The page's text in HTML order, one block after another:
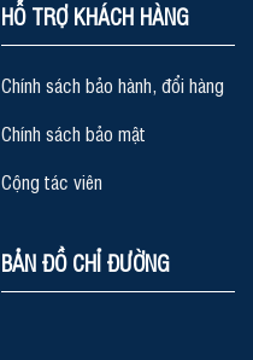
HỖ TRỢ KHÁCH HÀNG
Chính sách bảo hành, đổi hàng
Chính sách bảo mật
Cộng tác viên
BẢN ĐỒ CHỈ ĐƯỜNG